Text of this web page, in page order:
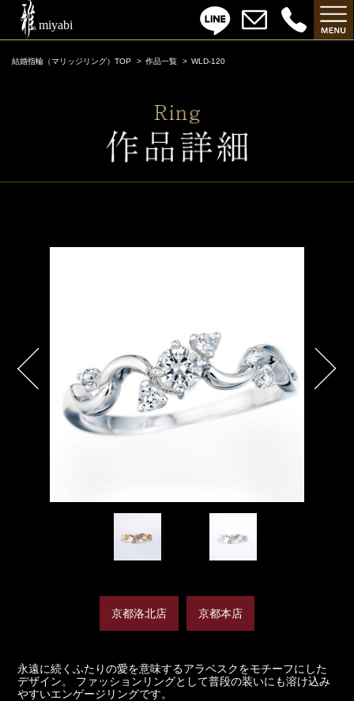
結婚指輪（マリッジリング）TOP 作品一覧 WLD-120
京都洛北店 京都本店
永遠に続くふたりの愛を意味するアラベスクをモチーフにした
デザイン。 ファッションリングとして普段の装いにも溶け込み
やすいエンゲージリングです。